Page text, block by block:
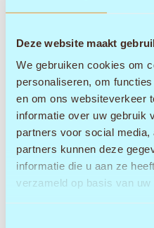
Deze website maakt
We gebruiken cookies om
personaliseren, om
en om ons websiteverkeer
informatie over uw gebruik
partners voor social
partners kunnen deze
informatie die u aan ze
verzameld op basis van uw